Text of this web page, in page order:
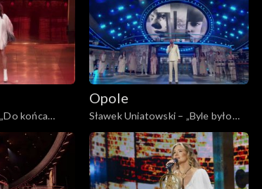
koncert pamięci Wojciecha
Trzcińskiego”
końca
tęsknoty
Opole
Sławek Uniatowski – „Byle było
tak”. 62. KFPP: „Małe tęsknoty –
koncert pamięci Wojciecha
Trzcińskiego”